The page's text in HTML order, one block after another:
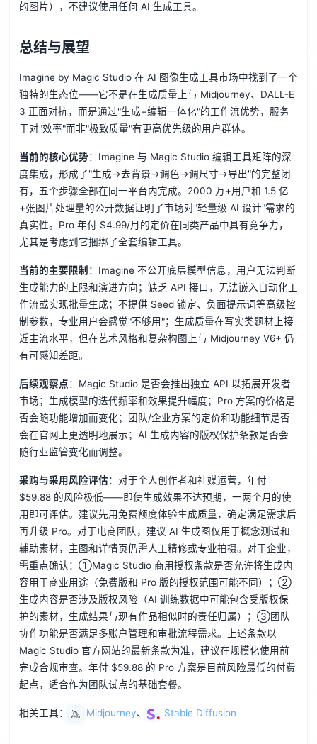
的图片），不建议使用任何 AI 生成工具。
总结与展望
Imagine by Magic Studio 在 AI 图像生成工具市场中找到了一个
独特的生态位——它不是在生成质量上与 Midjourney、DALL-E
3 正面对抗，而是通过"生成+编辑一体化"的工作流优势，服务
于对"效率"而非"极致质量"有更高优先级的用户群体。
当前的核心优势：Imagine 与 Magic Studio 编辑工具矩阵的深
度集成，形成了"生成→去背景→调色→调尺寸→导出"的完整闭
有，五个步骤全部在同一平台内完成。2000 万+用户和 1.5 亿
+张图片处理量的公开数据证明了市场对"轻量级 AI 设计"需求的
真实性。Pro 年付 $4.99/月的定价在同类产品中具有竞争力，
尤其是考虑到它捆绑了全套编辑工具。
当前的主要限制 ：Imagine 不公开底层模型信息，用户无法判断
生成能力的上限和演进方向；缺乏 API 接口，无法嵌入自动化工
作流或实现批量生成；不提供 Seed 锁定、负面提示词等高级控
制参数，专业用户会感觉"不够用"；生成质量在写实类题材上接
近主流水平，但在艺术风格和复杂构图上与 Midjourney V6+ 仍
有可感知差距。
后续观察点：Magic Studio 是否会推出独立 API 以拓展开发者
市场；生成模型的迭代频率和效果提升幅度；Pro 方案的价格是
否会随功能增加而变化；团队/企业方案的定价和功能细节是否
会在官网上更透明地展示；AI 生成内容的版权保护条款是否会
随行业监管变化而调整。
采购与采用风险评估：对于个人创作者和社媒运营，年付
$59.88 的风险极低——即使生成效果不达预期，一两个月的使
用即可评估。建议先用免费额度体验生成质量，确定满足需求后
再升级 Pro。对于电商团队，建议 AI 生成图仅用于概念测试和
辅助素材，主图和详情页仍需人工精修或专业拍摄。对于企业，
需重点确认：①Magic Studio 商用授权条款是否允许将生成内
容用于商业用途（免费版和 Pro 版的授权范围可能不同）；②
生成内容是否涉及版权风险（AI 训练数据中可能包含受版权保
护的素材，生成结果与现有作品相似时的责任归属）；③团队
协作功能是否满足多账户管理和审批流程需求。上述条款以
Magic Studio 官方网站的最新条款为准，建议在规模化使用前
完成合规审查。年付 $59.88 的 Pro 方案是目前风险最低的付费
起点，适合作为团队试点的基础套餐。
相关工具： Midjourney、 Stable Diffusion